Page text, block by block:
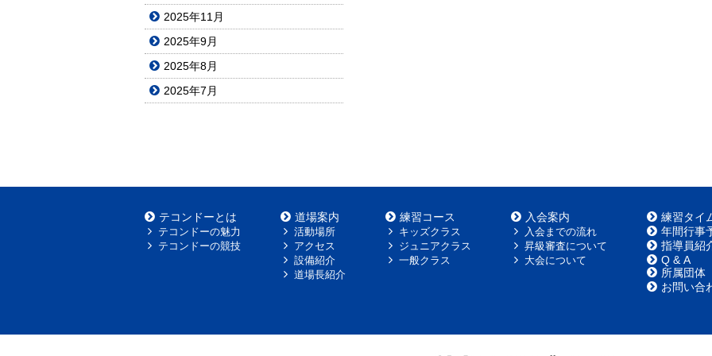
2025年11月
2025年9月
2025年8月
2025年7月
テコンドーとは
テコンドーの魅力
テコンドーの競技
道場案内
活動場所
アクセス
設備紹介
道場長紹介
練習コース
キッズクラス
ジュニアクラス
一般クラス
入会案内
入会までの流れ
昇級審査について
大会について
練習タイ
年間行事
指導員紹
Q & A
所属団体
お問い合